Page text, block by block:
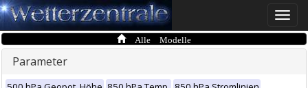
Toggle
Alle Modelle
Parameter